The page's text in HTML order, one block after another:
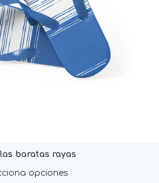
baratas rayas
opciones